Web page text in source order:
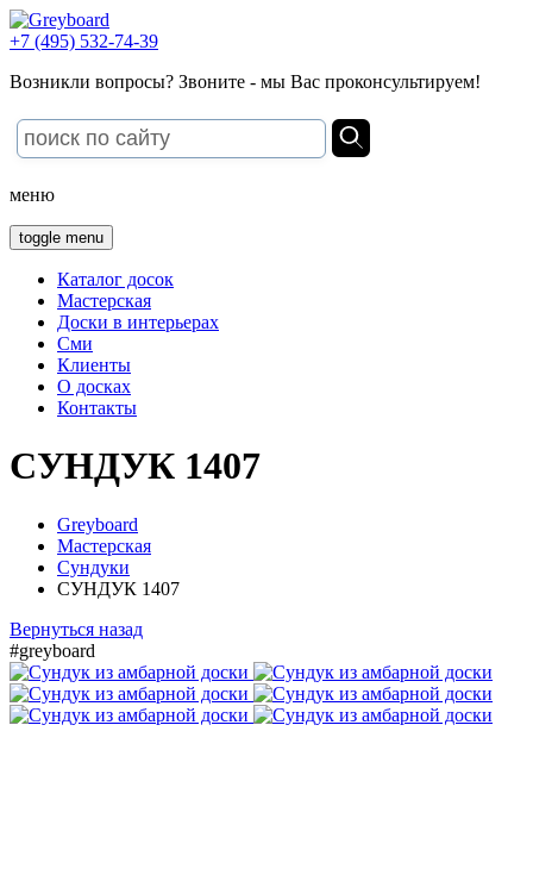
+7 (495) 532-74-39
Возникли вопросы? Звоните - мы Вас проконсультируем!
меню
toggle menu
Каталог досок
Мастерская
Доски в интерьерах
Сми
Клиенты
О досках
Контакты
СУНДУК 1407
Greyboard
Мастерская
Сундуки
СУНДУК 1407
Вернуться назад
#greyboard